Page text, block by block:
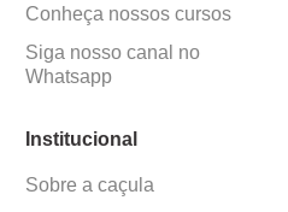
Conheça nossos cursos
Siga nosso canal no
Whatsapp
Institucional
Sobre a caçula